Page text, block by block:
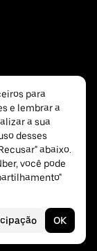
para
e lembrar a
a sua
desses
abaixo.
você pode
OK